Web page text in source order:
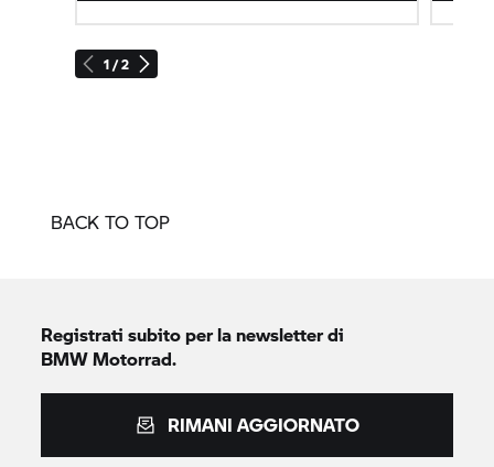
1 / 2
BACK TO TOP
Registrati subito per la newsletter di
BMW Motorrad.
RIMANI AGGIORNATO